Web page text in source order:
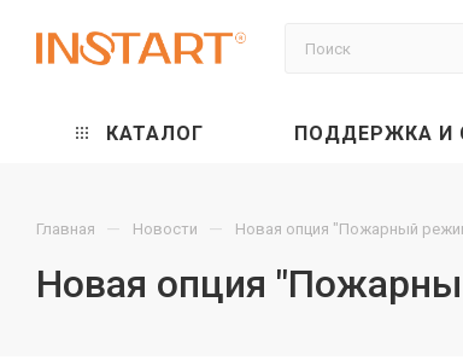
КАТАЛОГ ПОДДЕРЖКА И
Главная — Новости — Новая опция "Пожарный
Новая опция